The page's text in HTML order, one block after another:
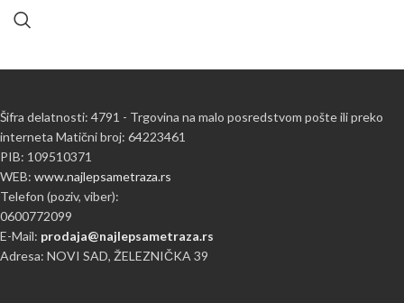
Šifra delatnosti: 4791 - Trgovina na malo posredstvom pošte ili preko
interneta Matični broj: 64223461
PIB: 109510371
WEB: www.najlepsametraza.rs
Telefon (poziv, viber):
0600772099
E-Mail: prodaja@najlepsametraza.rs
Adresa: NOVI SAD, ŽELEZNIČKA 39